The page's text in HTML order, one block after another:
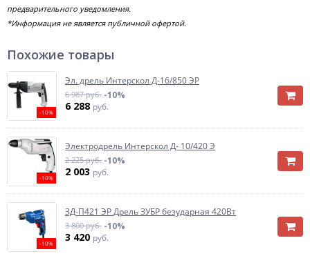
предварительного уведомления.
*Информация не является публичной офертой.
Похожие товары
-10%
Эл. дрель Интерскол Д-16/850 ЭР
6 987 руб. -10%
6 288 руб.
-10%
Электродрель Интерскол Д- 10/420 Э
2 225 руб. -10%
2 003 руб.
-10%
ЗД-П421 ЭР Дрель ЗУБР безударная 420Вт
3 800 руб. -10%
3 420 руб.